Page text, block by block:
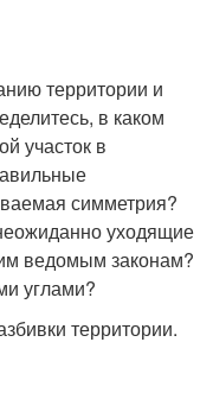
территории и
в каком
участок в
симметрия?
уходящие
ведомым законам?
углами?
территории.